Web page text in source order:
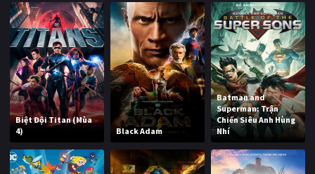
Biệt Đội Titan (Mùa
4)
Black Adam
Batman and
Superman: Trận
Chiến Siêu Anh Hùng
Nhí